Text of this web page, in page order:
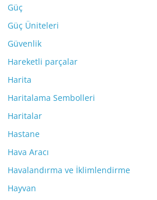
Güç
Güç Üniteleri
Güvenlik
Hareketli parçalar
Harita
Haritalama Sembolleri
Haritalar
Hastane
Hava Aracı
Havalandırma ve İklimlendirme
Hayvan